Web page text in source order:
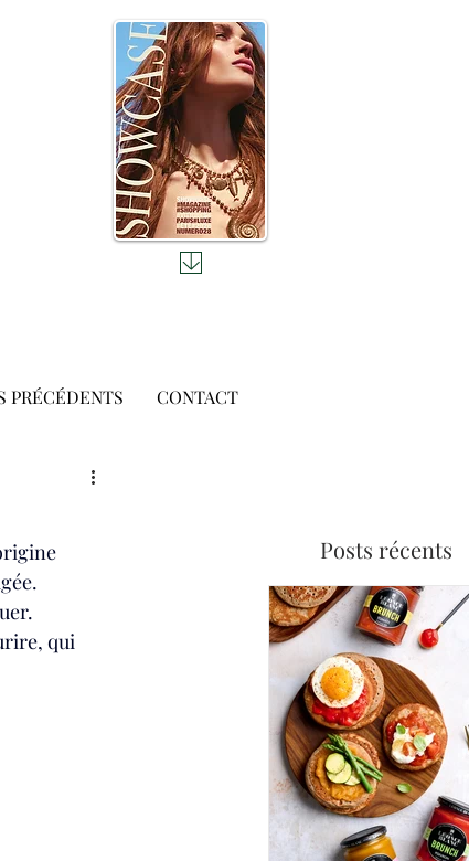
PRÉCÉDENTS CONTACT
qui
Posts récents